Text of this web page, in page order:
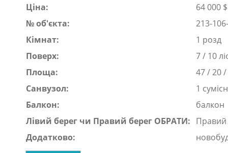
Ціна:
64 000 $
№ об'єкта:
213-
Кімнат:
1 розд
Поверх:
7 / 10
Площа:
47 / 20
Санвузол:
1
Балкон:
балкон
Лівий берег чи Правий берег ОБРАТИ: Правий
Додатково: